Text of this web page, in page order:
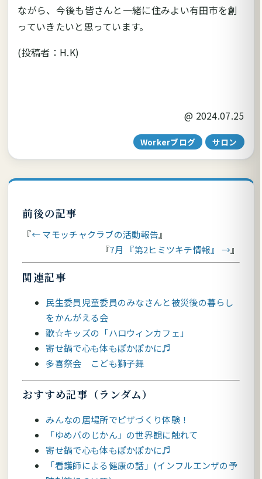
ながら、今後も皆さんと一緒に住みよい有田市を創
っていきたいと思っています。
(投稿者：H.K)
@ 2024.07.25
Workerブログ サロン
前後の記事
← マモッチャクラブの活動報告
7月 『第2ヒミツキチ情報』 →
関連記事
民生委員児童委員のみなさんと被災後の暮らし
をかんがえる会
歌☆キッズの「ハロウィンカフェ」
寄せ鍋で心も体もぽかぽかに♬
多喜祭会 こども獅子舞
おすすめ記事（ランダム）
みんなの居場所でピザづくり体験！
「ゆめパのじかん」の世界観に触れて
寄せ鍋で心も体もぽかぽかに♬
「看護師による健康の話」(インフルエンザの予